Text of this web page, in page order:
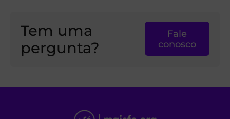
Tem uma
pergunta?
Fale
conosco